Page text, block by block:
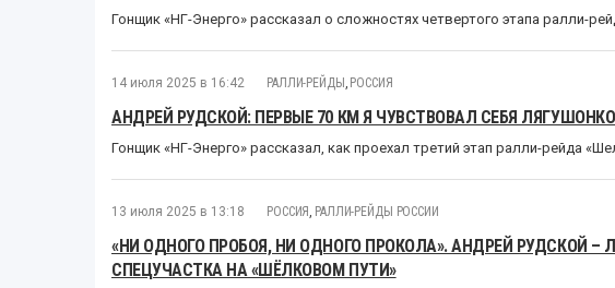
Гонщик «НГ-Энерго» рассказал о сложностях четвертого этапа ралли-
14 июля 2025 в 16:42 РАЛЛИ-РЕЙДЫ РОССИЯ
АНДРЕЙ РУДСКОЙ: ПЕРВЫЕ 70 КМ Я ЧУВСТВОВАЛ СЕБЯ
Гонщик «НГ-Энерго» рассказал, как проехал третий этап ралли-рейда
13 июля 2025 в 13:18 РОССИЯ РАЛЛИ-РЕЙДЫ РОССИИ
«НИ ОДНОГО ПРОБОЯ, НИ ОДНОГО ПРОКОЛА». АНДРЕЙ РУДСКОЙ –
СПЕЦУЧАСТКА НА «ШЁЛКОВОМ ПУТИ»